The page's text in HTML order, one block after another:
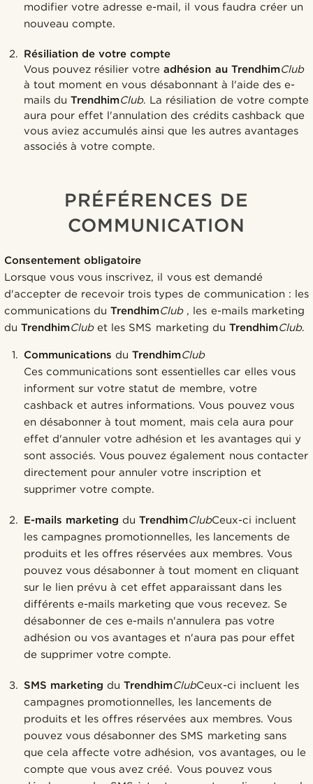
modifier votre adresse e-mail, il vous faudra créer un
nouveau compte.
Résiliation de votre compte
Vous pouvez résilier votreadhésion au TrendhimClub
à tout moment en vous désabonnant à l'aide des e-
mails duTrendhimClub. La résiliation de votre compte
aura pour effet l'annulation des crédits cashback que
vous aviez accumulés ainsi que les autres avantages
associés à votre compte.
PRÉFÉRENCES DE
COMMUNICATION
Consentement obligatoire
Lorsque vous vous inscrivez, il vous est demandé
d'accepter de recevoir trois types de communication : les
communications duTrendhimClub, les e-mails marketing
duTrendhimClubet les SMS marketing du TrendhimClub.
Communications duTrendhimClub
Ces communications sont essentielles car elles vous
informent sur votre statut de membre, votre
cashback et autres informations. Vous pouvez vous
en désabonner à tout moment, mais cela aura pour
effet d'annuler votre adhésion et les avantages qui y
sont associés. Vous pouvez également nous contacter
directement pour annuler votre inscription et
supprimer votre compte.
E-mails marketing duTrendhimClubCeux-ci incluent
les campagnes promotionnelles, les lancements de
produits et les offres réservées aux membres. Vous
pouvez vous désabonner à tout moment en cliquant
sur le lien prévu à cet effet apparaissant dans les
différents e-mails marketing que vous recevez. Se
désabonner de ces e-mails n'annulera pas votre
adhésion ou vos avantages et n'aura pas pour effet
de supprimer votre compte.
SMS marketing duTrendhimClubCeux-ci incluent les
campagnes promotionnelles, les lancements de
produits et les offres réservées aux membres. Vous
pouvez vous désabonner des SMS marketing sans
que cela affecte votre adhésion, vos avantages, ou le
compte que vous avez créé. Vous pouvez vous